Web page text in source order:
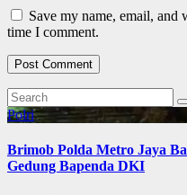
Save my name, email, and
time I comment.
Polri
Brimob Polda Metro Jaya
Gedung Bapenda DKI